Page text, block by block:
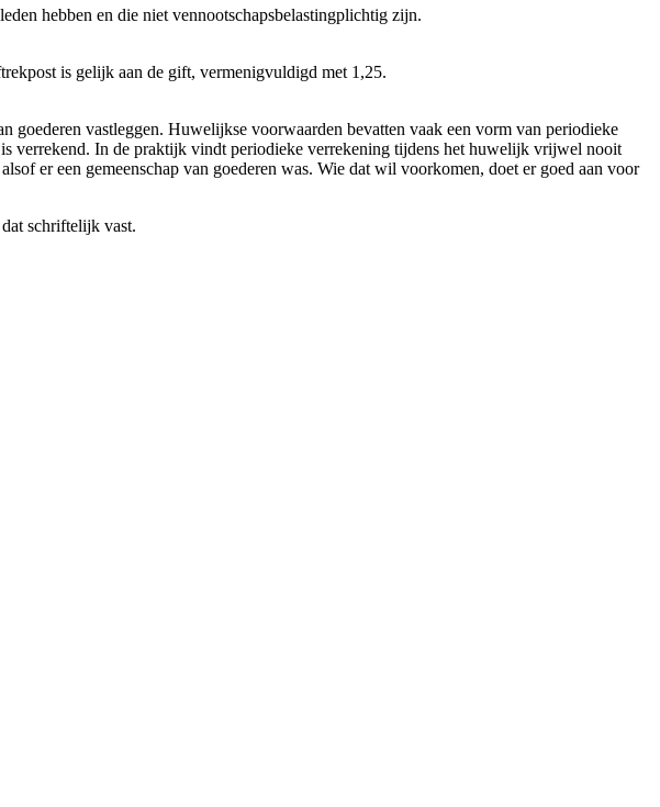
hebben en die niet vennootschapsbelastingplichtig zijn.
is gelijk aan de gift, vermenigvuldigd met 1,25.
vastleggen. Huwelijkse voorwaarden bevatten vaak een vorm van periodieke
verrekend. In de praktijk vindt periodieke verrekening tijdens het huwelijk vrijwel nooit
er een gemeenschap van goederen was. Wie dat wil voorkomen, doet er goed aan voor
schriftelijk vast.